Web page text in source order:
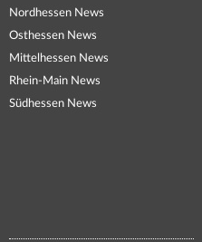
Nordhessen News
Osthessen News
Mittelhessen News
Rhein-Main News
Südhessen News